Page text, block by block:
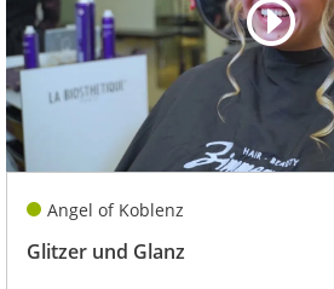
Angel of Koblenz
Glitzer und Glanz